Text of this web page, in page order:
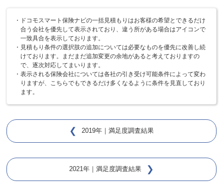
ドコモスマート保険ナビの一括見積もりはお客様の希望とできるだけ
合う会社を優先して表示されており、違う所がある場合はアイコンで
一致具合を表示しております。
見積もり条件の選択肢の追加については必要なものを優先に改善し続
けております。まだまだ追加変更の余地があると考えておりますの
で、逐次対応してまいります。
表示される保険会社については各社の引き受け可能条件によって変わ
りますが、こちらでもできるだけ多くなるように条件を見直しており
ます。
2019年｜満足度調査結果
2021年｜満足度調査結果